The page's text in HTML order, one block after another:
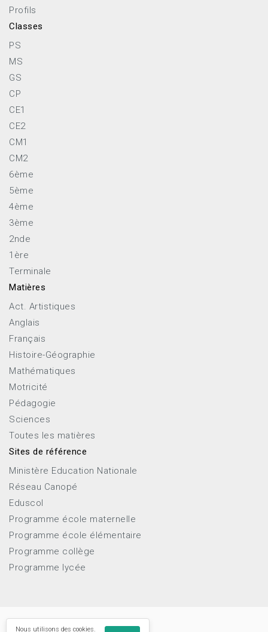
Profils
Classes
PS
MS
GS
CP
CE1
CE2
CM1
CM2
6ème
5ème
4ème
3ème
2nde
1ère
Terminale
Matières
Act. Artistiques
Anglais
Français
Histoire-Géographie
Mathématiques
Motricité
Pédagogie
Sciences
Toutes les matières
Sites de référence
Ministère Education Nationale
Réseau Canopé
Eduscol
Programme école maternelle
Programme école élémentaire
Programme collège
Programme lycée
Nous utilisons des cookies.